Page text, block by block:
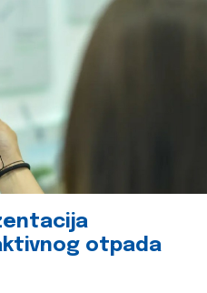
otpada